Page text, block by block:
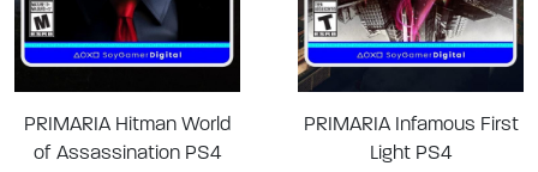
PRIMARIA Hitman World
of Assassination PS4
PRIMARIA Infamous First
Light PS4